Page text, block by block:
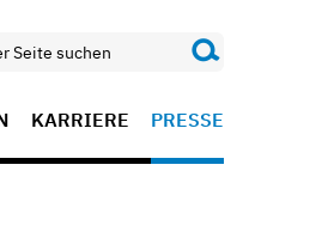
KARRIERE PRESSE